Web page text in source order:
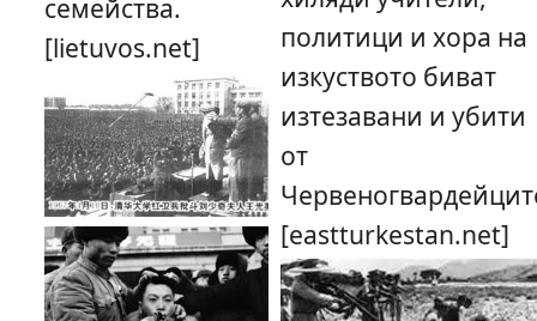
семейства.
[lietuvos.net]
политици и хора на
изкуството биват
изтезавани и убити
от
[eastturkestan.net]